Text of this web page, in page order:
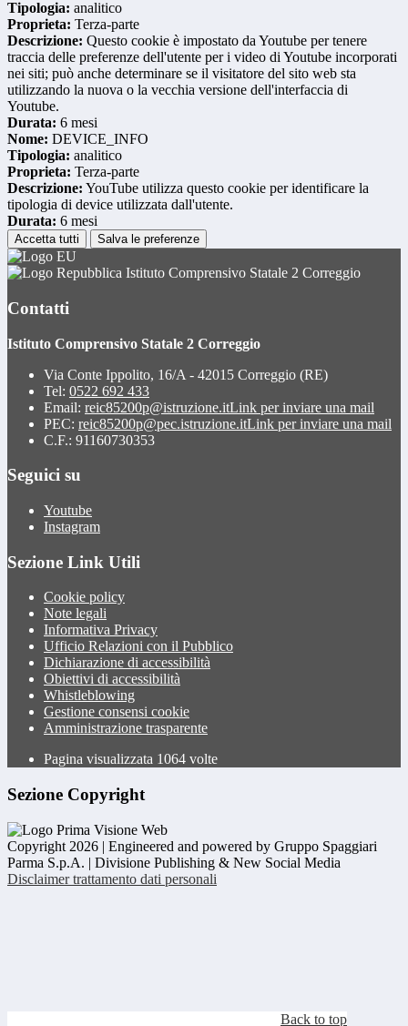
Tipologia: analitico
Proprieta: Terza-parte
Descrizione: Questo cookie è impostato da Youtube per tenere
traccia delle preferenze dell'utente per i video di Youtube incorporati
nei siti; può anche determinare se il visitatore del sito web sta
utilizzando la nuova o la vecchia versione dell'interfaccia di
Youtube.
Durata: 6 mesi
Nome: DEVICE_INFO
Tipologia: analitico
Proprieta: Terza-parte
Descrizione: YouTube utilizza questo cookie per identificare la
tipologia di device utilizzata dall'utente.
Durata: 6 mesi
Accetta tutti Salva le preferenze
Istituto Comprensivo Statale 2 Correggio
Contatti
Istituto Comprensivo Statale 2 Correggio
Via Conte Ippolito, 16/A - 42015 Correggio (RE)
Tel: 0522 692 433
Email: reic85200p@istruzione.itLink per inviare una mail
PEC: reic85200p@pec.istruzione.itLink per inviare una mail
C.F.: 91160730353
Seguici su
Youtube
Instagram
Sezione Link Utili
Cookie policy
Note legali
Informativa Privacy
Ufficio Relazioni con il Pubblico
Dichiarazione di accessibilità
Obiettivi di accessibilità
Whistleblowing
Gestione consensi cookie
Amministrazione trasparente
Pagina visualizzata 1064 volte
Sezione Copyright
Copyright 2026 | Engineered and powered by Gruppo Spaggiari
Parma S.p.A. | Divisione Publishing & New Social Media
Disclaimer trattamento dati personali
Back to top